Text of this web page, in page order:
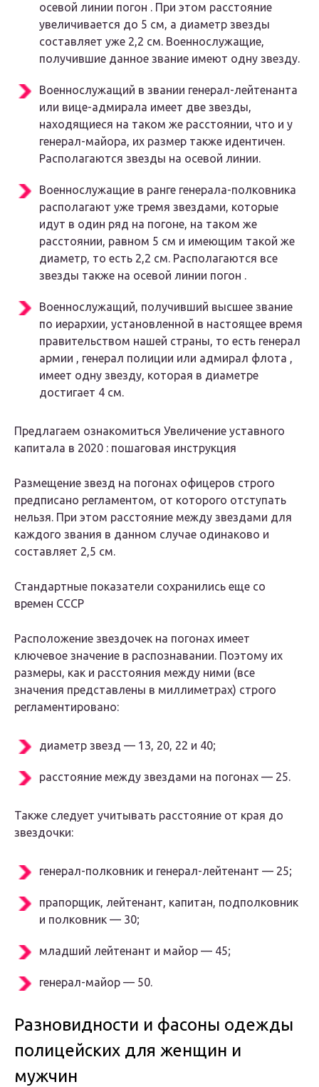
осевой линии погон . При этом расстояние
увеличивается до 5 см, а диаметр звезды
составляет уже 2,2 см. Военнослужащие,
получившие данное звание имеют одну звезду.
Военнослужащий в звании генерал-лейтенанта
или вице-адмирала имеет две звезды,
находящиеся на таком же расстоянии, что и у
генерал-майора, их размер также идентичен.
Располагаются звезды на осевой линии.
Военнослужащие в ранге генерала-полковника
располагают уже тремя звездами, которые
идут в один ряд на погоне, на таком же
расстоянии, равном 5 см и имеющим такой же
диаметр, то есть 2,2 см. Располагаются все
звезды также на осевой линии погон .
Военнослужащий, получивший высшее звание
по иерархии, установленной в настоящее время
правительством нашей страны, то есть генерал
армии , генерал полиции или адмирал флота ,
имеет одну звезду, которая в диаметре
достигает 4 см.
Предлагаем ознакомиться Увеличение уставного
капитала в 2020 : пошаговая инструкция
Размещение звезд на погонах офицеров строго
предписано регламентом, от которого отступать
нельзя. При этом расстояние между звездами для
каждого звания в данном случае одинаково и
составляет 2,5 см.
Стандартные показатели сохранились еще со
времен СССР
Расположение звездочек на погонах имеет
ключевое значение в распознавании. Поэтому их
размеры, как и расстояния между ними (все
значения представлены в миллиметрах) строго
регламентировано:
диаметр звезд — 13, 20, 22 и 40;
расстояние между звездами на погонах — 25.
Также следует учитывать расстояние от края до
звездочки:
генерал-полковник и генерал-лейтенант — 25;
прапорщик, лейтенант, капитан, подполковник
и полковник — 30;
младший лейтенант и майор — 45;
генерал-майор — 50.
Разновидности и фасоны одежды
полицейских для женщин и
мужчин